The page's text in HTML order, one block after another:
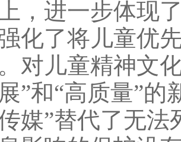
，进一步体现
化了将儿童优
对儿童精神文
”和“高质量”
媒”替代了无